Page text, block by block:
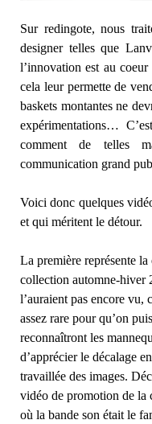
Sur redingote, nous
designer telles que
l’innovation est au
cela leur permette de
baskets montantes ne
expérimentations…
comment de telles
communication grand
Voici donc quelques
et qui méritent le détour.
La première représente
collection automne-hiver
l’auraient pas encore vu,
assez rare pour qu’on
reconnaîtront les
d’apprécier le décalage
travaillée des images.
vidéo de promotion de la
où la bande son était le